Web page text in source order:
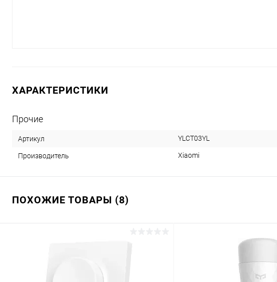
ХАРАКТЕРИСТИКИ
Прочие
Артикул YLCT03YL
Производитель Xiaomi
ПОХОЖИЕ ТОВАРЫ (8)